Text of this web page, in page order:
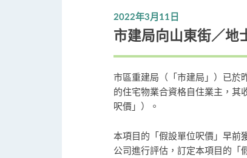
2022年3月11日
市建局向山東街／地
市區重建局（「市建局」）已於
的住宅物業合資格自住業主，其
呎價」）。
本項目的「假設單位呎價」早前
公司進行評估，訂定本項目的「